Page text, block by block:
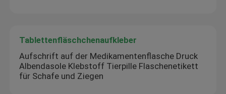
Tablettenfläschchenaufkleber
Aufschrift auf der Medikamentenflasche Druck
Albendasole Klebstoff Tierpille Flaschenetikett
für Schafe und Ziegen